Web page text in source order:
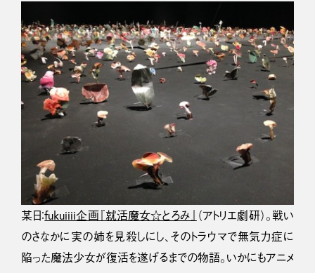
某日：fukuiiii企画『就活魔女☆とろみ』
（アトリエ劇研）。戦い
のさなかに実の姉を見殺しにし、そのトラウマで無気力症に
陥った魔法少女が復活を遂げるまでの物語。いかにもアニメ